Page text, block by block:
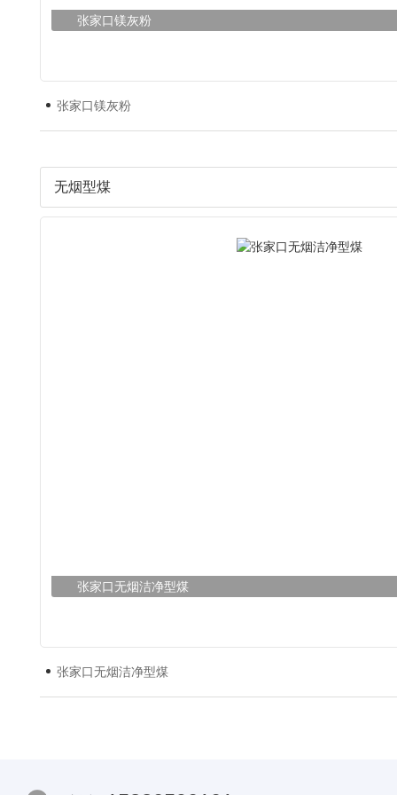
张家口镁灰粉
张家口镁灰粉
无烟型煤
张家口无烟洁净型煤
张家口无烟洁净型煤